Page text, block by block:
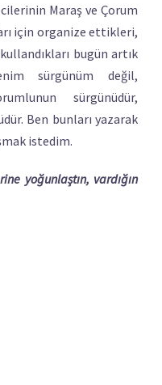
Maraş ve Çorum
için organize ettikleri,
bugün artık
sürgünüm değil,
sürgünüdür,
Ben bunları yazarak
istedim.
yoğunlaştın, vardığın